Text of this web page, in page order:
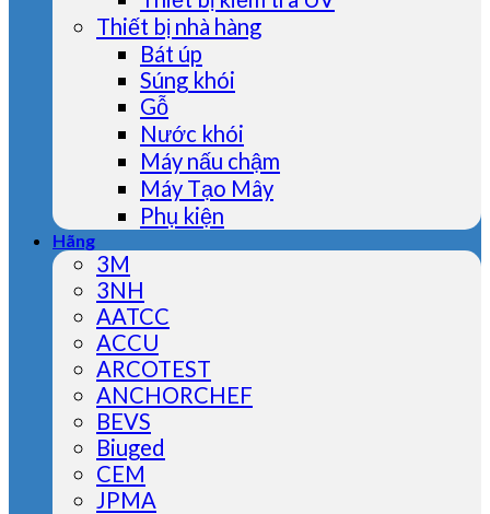
Thiết bị nhà hàng
Bát úp
Súng khói
Gỗ
Nước khói
Máy nấu chậm
Máy Tạo Mây
Phụ kiện
Hãng
3M
3NH
AATCC
ACCU
ARCOTEST
ANCHORCHEF
BEVS
Biuged
CEM
JPMA